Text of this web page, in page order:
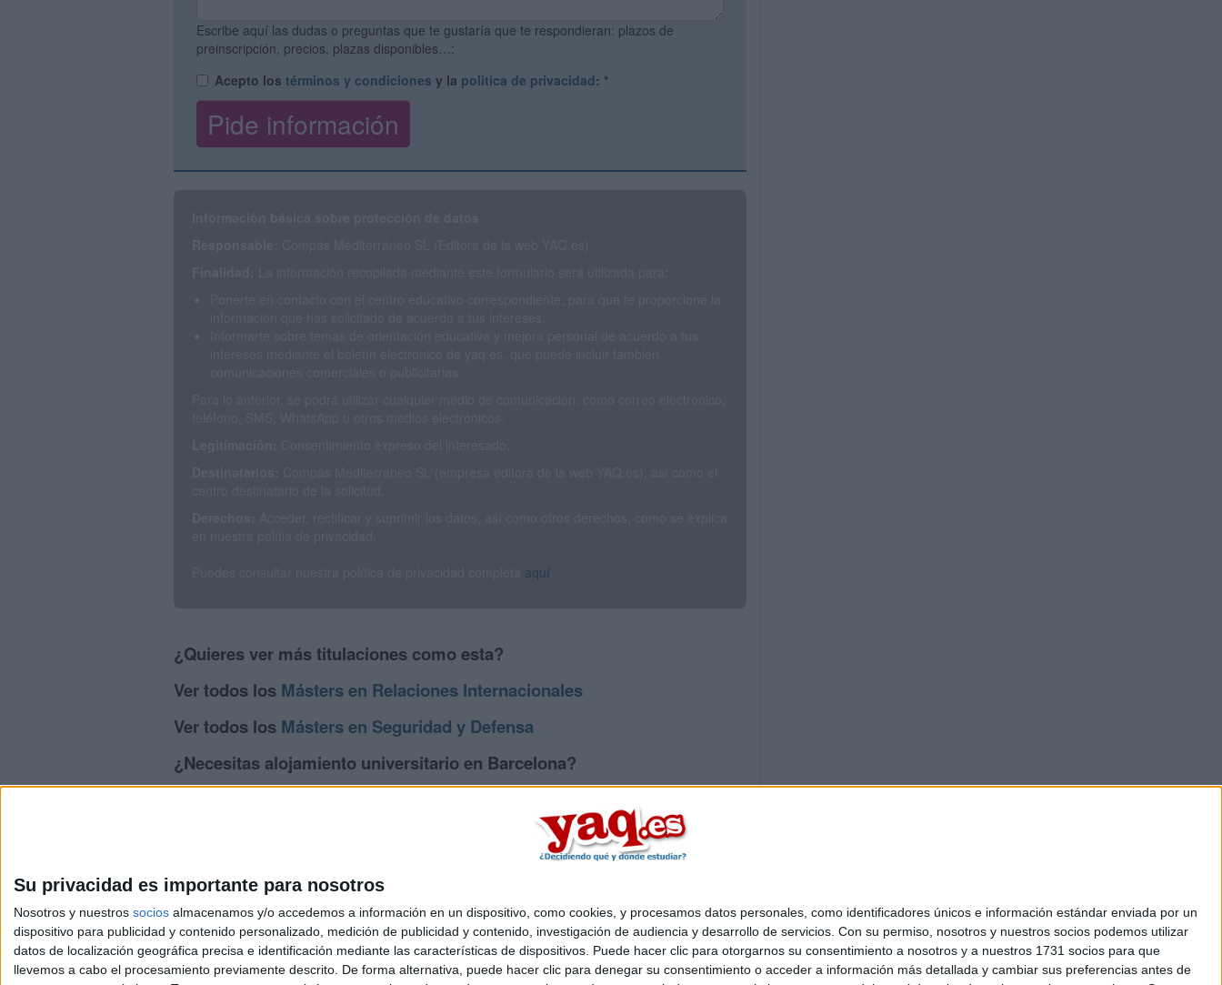
Su privacidad es importante para nosotros
Nosotros y nuestros socios almacenamos y/o accedemos a información en un dispositivo, como cookies, y procesamos datos personales, como identificadores únicos e información estándar enviada por un
dispositivo para publicidad y contenido personalizado, medición de publicidad y contenido, investigación de audiencia y desarrollo de servicios. Con su permiso, nosotros y nuestros socios podemos utilizar
datos de localización geográfica precisa e identificación mediante las características de dispositivos. Puede hacer clic para otorgarnos su consentimiento a nosotros y a nuestros 1731 socios para que
llevemos a cabo el procesamiento previamente descrito. De forma alternativa, puede hacer clic para denegar su consentimiento o acceder a información más detallada y cambiar sus preferencias antes de
Escribe aquí las dudas o preguntas que te gustaría que te respondieran: plazos de
preinscripción, precios, plazas disponibles…:
Acepto los términos y condiciones y la política de privacidad: *
aquí
¿Quieres ver más titulaciones como esta?
Ver todos los Másters en Relaciones Internacionales
Ver todos los Másters en Seguridad y Defensa
¿Necesitas alojamiento universitario en Barcelona?
>> Residencias de estudiantes y colegios mayores en Barcelona
Quiénes somos|Contactar|Anúnciate
Aviso legal|Politica de privacidad|Condiciones generales|Política de cookies
© 2003-2026Compás Mediterráneo S.L.- Diego de León 47 - 28006 Madrid [ESPAÑA] - Tel. +34 91 593 2767